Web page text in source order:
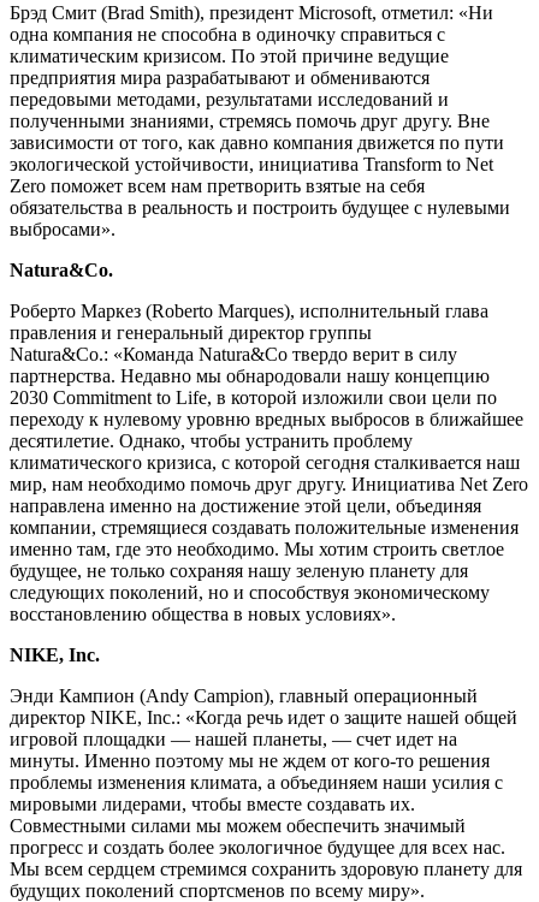
Брэд Смит (Brad Smith), президент Microsoft, отметил: «Ни
одна компания не способна в одиночку справиться с
климатическим кризисом. По этой причине ведущие
предприятия мира разрабатывают и обмениваются
передовыми методами, результатами исследований и
полученными знаниями, стремясь помочь друг другу. Вне
зависимости от того, как давно компания движется по пути
экологической устойчивости, инициатива Transform to Net
Zero поможет всем нам претворить взятые на себя
обязательства в реальность и построить будущее с нулевыми
выбросами».
Natura&Co.
Роберто Маркез (Roberto Marques), исполнительный глава
правления и генеральный директор группы
Natura&Co.: «Команда Natura&Co твердо верит в силу
партнерства. Недавно мы обнародовали нашу концепцию
2030 Сommitment to Life, в которой изложили свои цели по
переходу к нулевому уровню вредных выбросов в ближайшее
десятилетие. Однако, чтобы устранить проблему
климатического кризиса, с которой сегодня сталкивается наш
мир, нам необходимо помочь друг другу. Инициатива Net Zero
направлена именно на достижение этой цели, объединяя
компании, стремящиеся создавать положительные изменения
именно там, где это необходимо. Мы хотим строить светлое
будущее, не только сохраняя нашу зеленую планету для
следующих поколений, но и способствуя экономическому
восстановлению общества в новых условиях».
NIKE, Inc.
Энди Кампион (Andy Campion), главный операционный
директор NIKE, Inc.: «Когда речь идет о защите нашей общей
игровой площадки — нашей планеты, — счет идет на
минуты. Именно поэтому мы не ждем от кого-то решения
проблемы изменения климата, а объединяем наши усилия с
мировыми лидерами, чтобы вместе создавать их.
Совместными силами мы можем обеспечить значимый
прогресс и создать более экологичное будущее для всех нас.
Мы всем сердцем стремимся сохранить здоровую планету для
будущих поколений спортсменов по всему миру».